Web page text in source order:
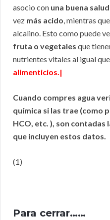
asocio con una buena salud
vez más acido, mientras
alcalino. Esto como puede
fruta o vegetales que
nutrientes vitales al igual
alimenticios.|
Cuando compres agua
química si las trae (como
HCO, etc. ), son contadas
que incluyen estos datos.
(1)
Para cerrar……